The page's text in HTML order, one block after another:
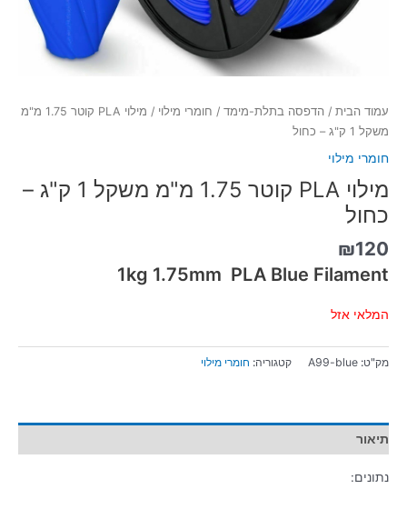
עמוד הבית / הדפסה בתלת-מימד / חומרי מילוי
/ מילוי PLA קוטר 1.75 מ"מ
משקל 1 ק"ג – כחול
חומרי מילוי
מילוי PLA קוטר 1.75 מ"מ משקל 1 ק"ג –
כחול
₪120
1kg 1.75mm PLA Blue Filament
המלאי אזל
מק"ט: A99-blue קטגוריה: חומרי מילוי
תיאור
נתונים: